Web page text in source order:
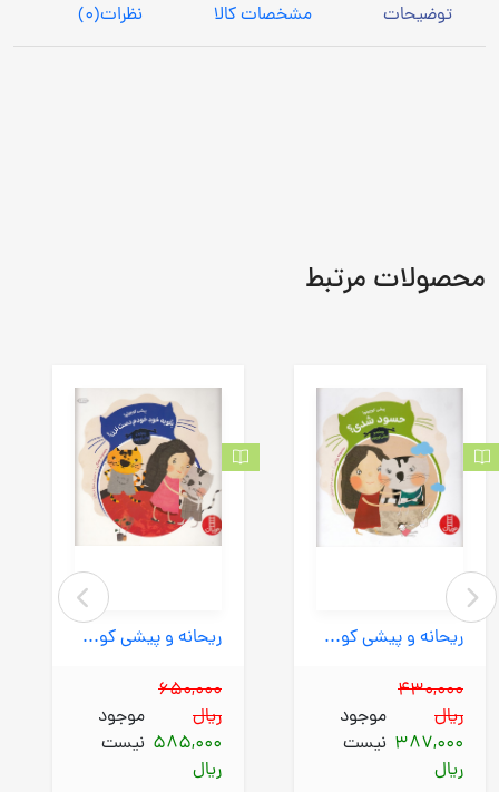
توضیحات مشخصات کالا نظرات(0)
محصولات مرتبط
ریحانه و پیشی کوچولو - پیشی کوچولو! بگو به خود خودم دست نزن! (نردبان) خشتی شومیز
650,000
ریال
585,000
ریال
موجود
نیست
ریحانه و پیشی کوچولو - پیشی کوچولو! حسود شدی؟ (نردبان) خشتی شومیز
430,000
ریال
387,000
ریال
موجود
نیست